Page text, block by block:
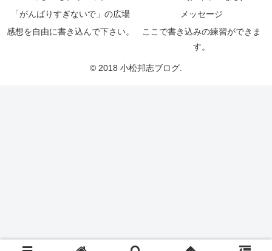
「がんばりすぎないで」の広場
メッセージ
感想を自由に書き込んで下さい。
ここで書き込みの練習ができま
す。
© 2018 小松邦志ブログ.